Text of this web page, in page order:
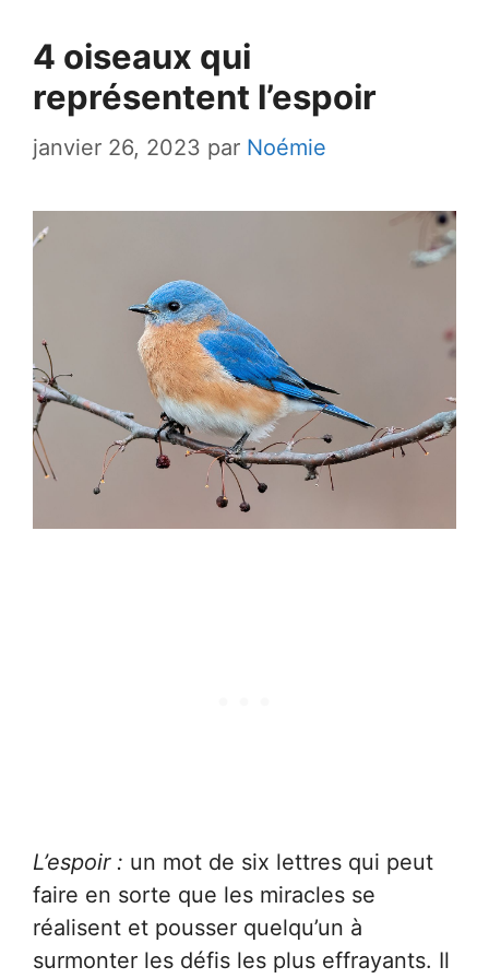
4 oiseaux qui
représentent l’espoir
janvier 26, 2023 par Noémie
L’espoir : un mot de six lettres qui peut
faire en sorte que les miracles se
réalisent et pousser quelqu’un à
surmonter les défis les plus effrayants. Il